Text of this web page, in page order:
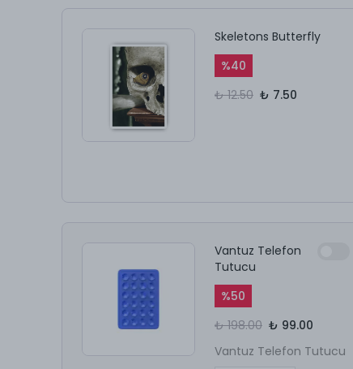
Skeletons Butterfly
%40
₺ 12.50 ₺ 7.50
Vantuz Telefon
Tutucu
%50
₺ 198.00 ₺ 99.00
Vantuz Telefon Tutucu